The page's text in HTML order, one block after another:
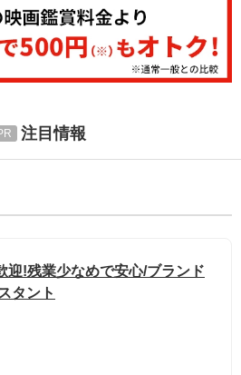
注目情報
迎!残業少なめで安心/ブランド
タント